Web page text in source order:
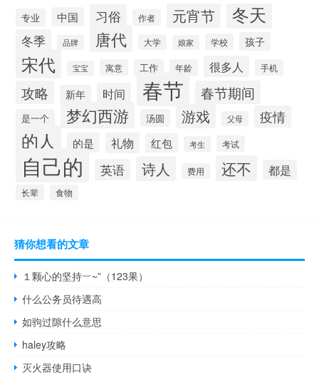
专业 中国 习俗 作者 元宵节 冬天
冬季 品牌 唐代 大学 娘家 学校 孩子
宋代 宝宝 寓意 工作 年龄 很多人 手机
攻略 新年 时间 春节 春节期间
是一个 梦幻西游 汤圆 游戏 父母 疫情
的人 的是 礼物 红包 考生 考试
自己的 英语 诗人 费用 还不 都是
长辈 食物
猜你想看的文章
１颗心的坚持︸~”（123果）
什么公务员待遇高
如驹过隙什么意思
haley攻略
灭火器使用口诀